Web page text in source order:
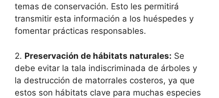
temas de conservación. Esto les permitirá
transmitir esta información a los huéspedes y
fomentar prácticas responsables.
2. Preservación de hábitats naturales: Se
debe evitar la tala indiscriminada de árboles y
la destrucción de matorrales costeros, ya que
estos son hábitats clave para muchas especies